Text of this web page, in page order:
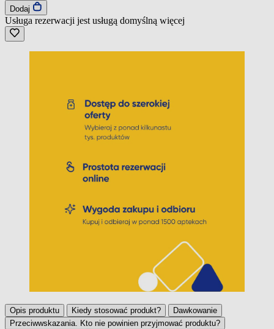
Dodaj
Usługa rezerwacji jest usługą domyślną więcej
Opis produktu Kiedy stosować produkt?
Dawkowanie
Przeciwwskazania. Kto nie powinien przyjmować produktu?